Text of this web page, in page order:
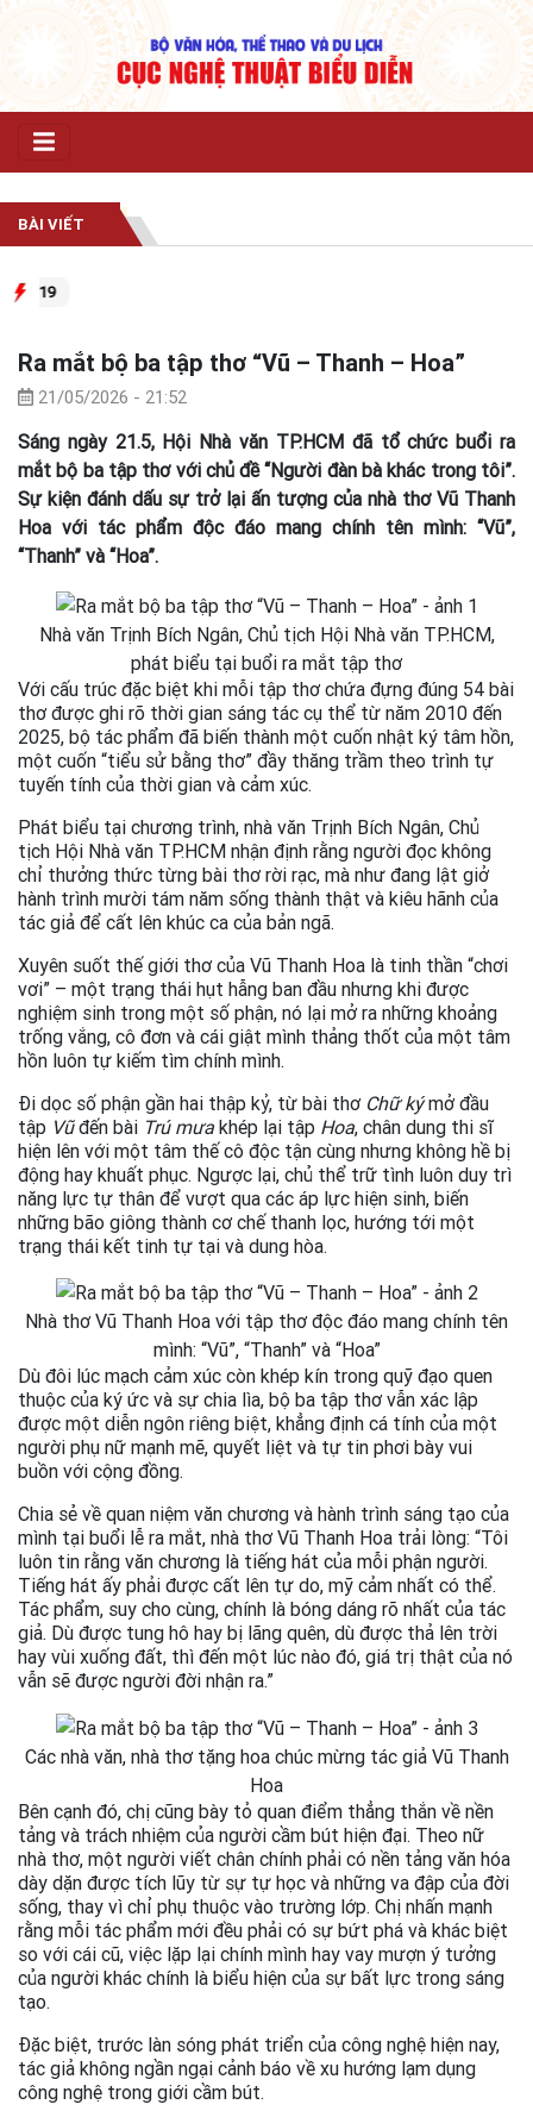
BÀI VIẾT
19
Ra mắt bộ ba tập thơ “Vũ – Thanh – Hoa”
21/05/2026 - 21:52
Sáng ngày 21.5, Hội Nhà văn TP.HCM đã tổ chức buổi ra
mắt bộ ba tập thơ với chủ đề “Người đàn bà khác trong tôi”.
Sự kiện đánh dấu sự trở lại ấn tượng của nhà thơ Vũ Thanh
Hoa với tác phẩm độc đáo mang chính tên mình: “Vũ”,
“Thanh” và “Hoa”.
Nhà văn Trịnh Bích Ngân, Chủ tịch Hội Nhà văn TP.HCM,
phát biểu tại buổi ra mắt tập thơ
Với cấu trúc đặc biệt khi mỗi tập thơ chứa đựng đúng 54 bài
thơ được ghi rõ thời gian sáng tác cụ thể từ năm 2010 đến
2025, bộ tác phẩm đã biến thành một cuốn nhật ký tâm hồn,
một cuốn “tiểu sử bằng thơ” đầy thăng trầm theo trình tự
tuyến tính của thời gian và cảm xúc.
Phát biểu tại chương trình, nhà văn Trịnh Bích Ngân, Chủ
tịch Hội Nhà văn TP.HCM nhận định rằng người đọc không
chỉ thưởng thức từng bài thơ rời rạc, mà như đang lật giở
hành trình mười tám năm sống thành thật và kiêu hãnh của
tác giả để cất lên khúc ca của bản ngã.
Xuyên suốt thế giới thơ của Vũ Thanh Hoa là tinh thần “chơi
vơi” – một trạng thái hụt hẫng ban đầu nhưng khi được
nghiệm sinh trong một số phận, nó lại mở ra những khoảng
trống vắng, cô đơn và cái giật mình thảng thốt của một tâm
hồn luôn tự kiếm tìm chính mình.
Đi dọc số phận gần hai thập kỷ, từ bài thơChữ kýmở đầu
tập Vũđến bài Trú mưa khép lại tập Hoa, chân dung thi sĩ
hiện lên với một tâm thế cô độc tận cùng nhưng không hề bị
động hay khuất phục. Ngược lại, chủ thể trữ tình luôn duy trì
năng lực tự thân để vượt qua các áp lực hiện sinh, biến
những bão giông thành cơ chế thanh lọc, hướng tới một
trạng thái kết tinh tự tại và dung hòa.
Nhà thơ Vũ Thanh Hoa với tập thơ độc đáo mang chính tên
mình: “Vũ”, “Thanh” và “Hoa”
Dù đôi lúc mạch cảm xúc còn khép kín trong quỹ đạo quen
thuộc của ký ức và sự chia lìa, bộ ba tập thơ vẫn xác lập
được một diễn ngôn riêng biệt, khẳng định cá tính của một
người phụ nữ mạnh mẽ, quyết liệt và tự tin phơi bày vui
buồn với cộng đồng.
Chia sẻ về quan niệm văn chương và hành trình sáng tạo của
mình tại buổi lễ ra mắt, nhà thơ Vũ Thanh Hoa trải lòng: “Tôi
luôn tin rằng văn chương là tiếng hát của mỗi phận người.
Tiếng hát ấy phải được cất lên tự do, mỹ cảm nhất có thể.
Tác phẩm, suy cho cùng, chính là bóng dáng rõ nhất của tác
giả. Dù được tung hô hay bị lãng quên, dù được thả lên trời
hay vùi xuống đất, thì đến một lúc nào đó, giá trị thật của nó
vẫn sẽ được người đời nhận ra.”
Các nhà văn, nhà thơ tặng hoa chúc mừng tác giả Vũ Thanh
Hoa
Bên cạnh đó, chị cũng bày tỏ quan điểm thẳng thắn về nền
tảng và trách nhiệm của người cầm bút hiện đại. Theo nữ
nhà thơ, một người viết chân chính phải có nền tảng văn hóa
dày dặn được tích lũy từ sự tự học và những va đập của đời
sống, thay vì chỉ phụ thuộc vào trường lớp. Chị nhấn mạnh
rằng mỗi tác phẩm mới đều phải có sự bứt phá và khác biệt
so với cái cũ, việc lặp lại chính mình hay vay mượn ý tưởng
của người khác chính là biểu hiện của sự bất lực trong sáng
tạo.
Đặc biệt, trước làn sóng phát triển của công nghệ hiện nay,
tác giả không ngần ngại cảnh báo về xu hướng lạm dụng
công nghệ trong giới cầm bút.